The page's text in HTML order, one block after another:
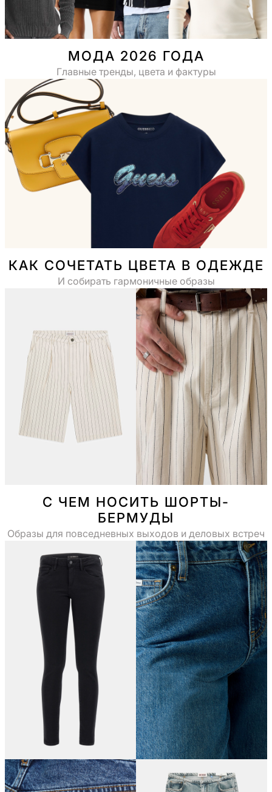
МОДА 2026 ГОДА
Главные тренды, цвета и фактуры
КАК СОЧЕТАТЬ ЦВЕТА В ОДЕЖДЕ
И собирать гармоничные образы
С ЧЕМ НОСИТЬ ШОРТЫ-
БЕРМУДЫ
Образы для повседневных выходов и деловых встреч